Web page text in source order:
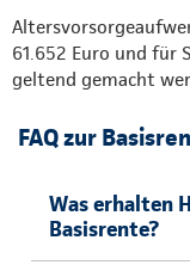
61.652 Euro und für
geltend gemacht
FAQ zur
Was erhalten
Basisrente?